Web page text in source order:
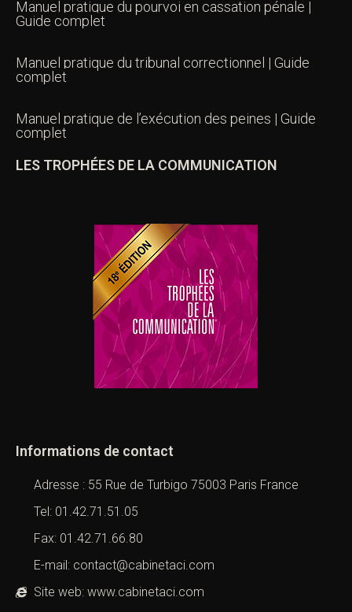
Manuel pratique du pourvoi en cassation pénale |
Guide complet
Manuel pratique du tribunal correctionnel | Guide
complet
Manuel pratique de l’exécution des peines | Guide
complet
LES TROPHÉES DE LA COMMUNICATION
Informations de contact
Adresse : 55 Rue de Turbigo 75003 Paris France
Tel: 01.42.71.51.05
Fax: 01.42.71.66.80
E-mail: contact@cabinetaci.com
Site web: www.cabinetaci.com